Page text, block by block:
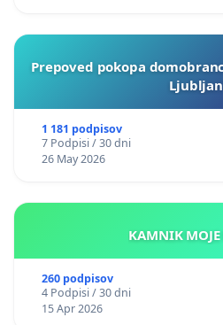
Prepoved pokopa
1 181 podpisov
7 Podpisi / 30 dni
26 May 2026
260 podpisov
4 Podpisi / 30 dni
15 Apr 2026